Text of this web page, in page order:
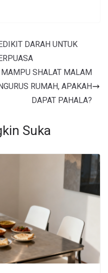
DARAH UNTUK
MAMPU SHALAT MALAM
RUMAH, APAKAH
DAPAT PAHALA?
Suka